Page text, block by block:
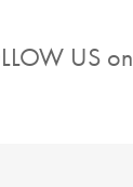
US on